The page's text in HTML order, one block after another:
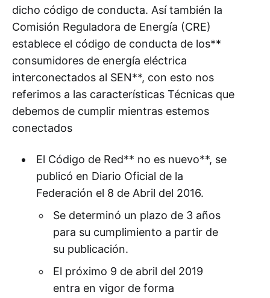
dicho código de conducta. Así también la
Comisión Reguladora de Energía (CRE)
establece el código de conducta de los**
consumidores de energía eléctrica
interconectados al SEN**, con esto nos
referimos a las características Técnicas que
debemos de cumplir mientras estemos
conectados
El Código de Red** no es nuevo**, se
publicó en Diario Oficial de la
Federación el 8 de Abril del 2016.
Se determinó un plazo de 3 años
para su cumplimiento a partir de
su publicación.
El próximo 9 de abril del 2019
entra en vigor de forma